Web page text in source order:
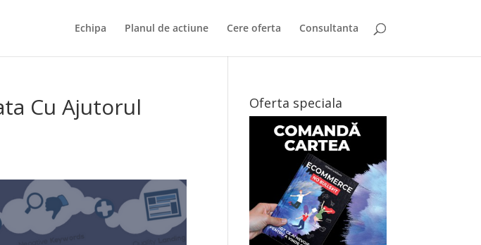
Echipa Planul de actiune Cere oferta Consultanta
Cu Ajutorul Oferta speciala